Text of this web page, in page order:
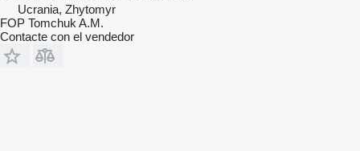
Ucrania, Zhytomyr
FOP Tomchuk A.M.
Contacte con el vendedor